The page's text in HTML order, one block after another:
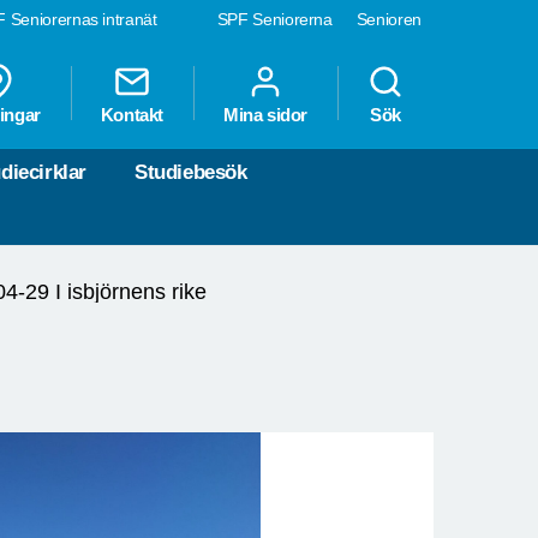
SPF Seniorerna Senioren
Seniorernas intranät
Kontakt Mina sidor Sök
Studiebesök
29 I isbjörnens rike